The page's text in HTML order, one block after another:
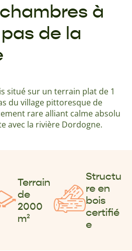
à
de la
situé sur un terrain plat de 1
du village pittoresque de
rare alliant calme absolu
avec la rivière Dordogne.
Terrain
de
2000
m²
Structu
re en
bois
certifié
e